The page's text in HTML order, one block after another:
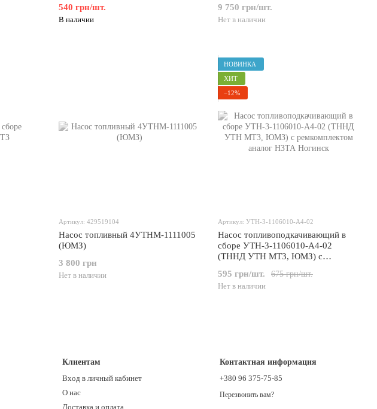
540 грн/шт.
В наличии
9 750 грн/шт.
Нет в наличии
Артикул: 429519104
Насос топливный 4УТНМ-1111005
(ЮМЗ)
3 800 грн
Нет в наличии
НОВИНКА
ХИТ
−12%
Артикул: УТН-3-1106010-А4-02
Насос топливоподкачивающий в
сборе УТН-3-1106010-А4-02
(ТННД УТН МТЗ, ЮМЗ) с
Ногинск
675 грн/шт.
595 грн/шт.
Нет в наличии
Клиентам
Вход в личный кабинет
О нас
Доставка и оплата
Контактная информация
+380 96 375-75-85
Перезвонить вам?